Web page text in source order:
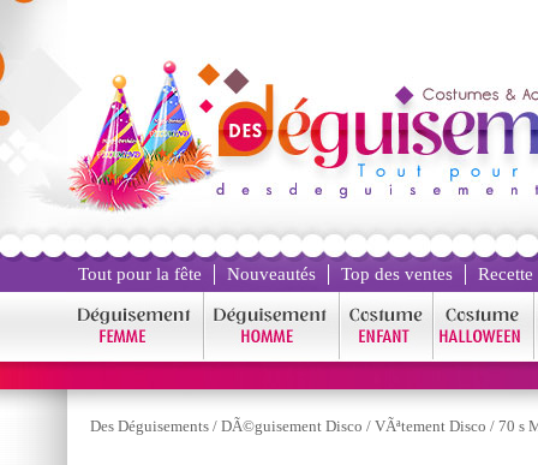
Tout pour la fête Nouveautés Top des ventes
Des Déguisements / DÃ©guisement Disco / VÃªtement Disco / 70 s